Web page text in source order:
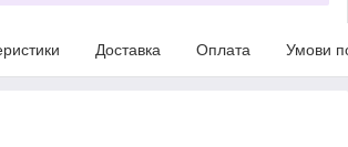
Доставка Оплата Умови